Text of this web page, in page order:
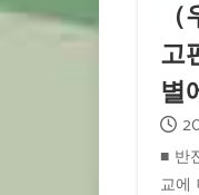
고
별
■ 반
교에